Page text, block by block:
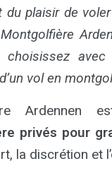
du plaisir de
choisissez
vol en
Ardennen
privés pour
la discrétion et